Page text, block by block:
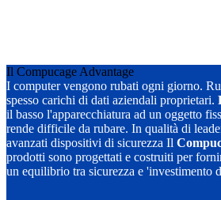
Il Compucage Advantage
I computer vengono rubati ogni giorno.
spesso carichi di dati aziendali proprietari.
il basso l'apparecchiatura ad un oggetto
rende difficile da rubare. In qualità di
avanzati dispositivi di sicurezza Il
prodotti sono progettati e costruiti per
un equilibrio tra sicurezza e 'investimento